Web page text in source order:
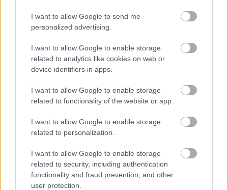
I want to allow Google to send me
personalized advertising.
I want to allow Google to enable storage
related to analytics like cookies on web or
device identifiers in apps.
I want to allow Google to enable storage
related to functionality of the website or app.
I want to allow Google to enable storage
related to personalization.
I want to allow Google to enable storage
related to security, including authentication
functionality and fraud prevention, and other
user protection.
Permetezés előtt mindig végezz próbát a növény egy
kisebb részén. Ne kezeld a növényt tűző napsütésben,
nagy melegben vagy akkor, amikor kiszáradt állapotban
van. A University of California útmutatója szerint egyes
növények érzékenyek lehetnek az olaj- és szappanalapú
készítményekre, ezért az óvatosság különösen fontos.
Mit ne használj levéltetű ellen?
Gyakran ajánlanak ecetet, tömény mosogatószert vagy
különféle erős keverékeket. Ezek azonban könnyen
perzselést, levélfoltosodást vagy más károsodást
okozhatnak. Attól, hogy egy szer a konyhában
megtalálható, még nem biztos, hogy a növényen is
biztonságosan alkalmazható.